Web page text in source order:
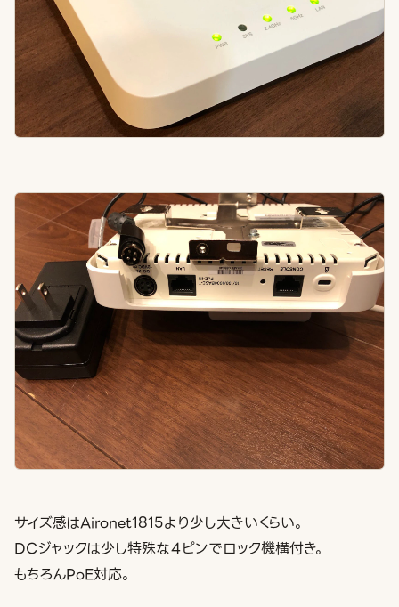
サイズ感はAironet1815より少し大きいくらい。
DCジャックは少し特殊な４ピンでロック機構付き。
もちろんPoE対応。